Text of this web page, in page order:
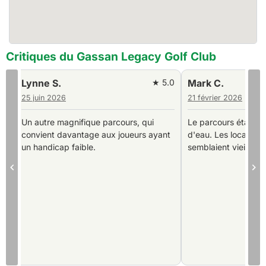
Critiques du Gassan Legacy Golf Club
Mark C.
21 février 2026
★ 4.0
Le parcours était bien, beaucoup
d'eau. Les locaux du club, etc.
semblaient vieillissants.
James P.
2025-10-24
Si vous aimez l'eau
un bon jeu court, ce
passionnant à jouer.